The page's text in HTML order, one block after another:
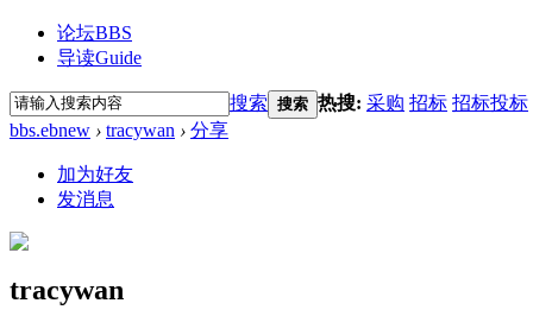
论坛BBS
导读Guide
搜索 搜索 热搜: 采购 招标 招标投标
bbs.ebnew › tracywan › 分享
加为好友
发消息
tracywan